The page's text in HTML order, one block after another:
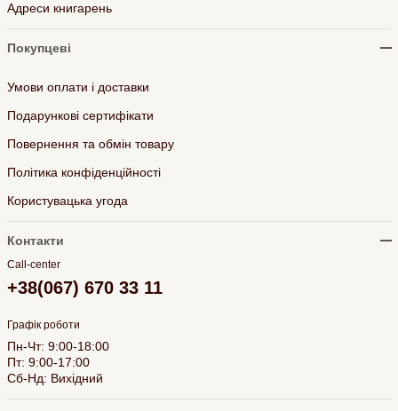
Адреси книгарень
Покупцеві
Умови оплати і доставки
Подарункові сертифікати
Повернення та обмін товару
Політика конфіденційності
Користувацька угода
Контакти
Call-center
+38(067) 670 33 11
Графік роботи
Пн-Чт: 9:00-18:00
Пт: 9:00-17:00
Сб-Нд: Вихідний